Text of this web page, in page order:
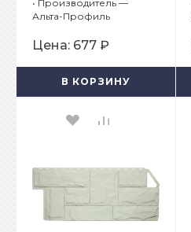
• Производитель —
Альта-Профиль
Цена: 677 ₽
В КОРЗИНУ